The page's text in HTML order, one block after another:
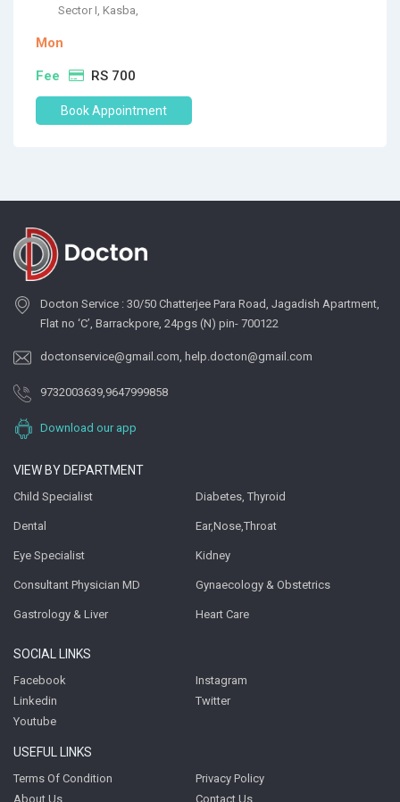
Sector I, Kasba,
Mon
Fee RS 700
Book Appointment
Docton Service : 30/50 Chatterjee Para Road, Jagadish Apartment,
Flat no ‘C’, Barrackpore, 24pgs (N) pin- 700122
doctonservice@gmail.com, help.docton@gmail.com
9732003639,9647999858
Download our app
VIEW BY DEPARTMENT
Child Specialist Diabetes, Thyroid
Dental Ear,Nose,Throat
Eye Specialist Kidney
Consultant Physician MD Gynaecology & Obstetrics
Gastrology & Liver Heart Care
SOCIAL LINKS
Facebook
Instagram
Linkedin
Twitter
Youtube
USEFUL LINKS
Terms Of Condition
Privacy Policy
About Us
Contact Us